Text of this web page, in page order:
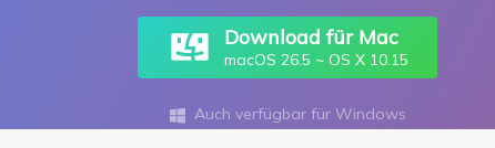
Data Recovery Services
Professionelle Datenrettungsdienste
Exchange Recovery
Deploy
Intelligente
MSPs Service
Download für Mac
macOS 26.5 ~ OS X 10.15
 Auch verfügbar für Windows